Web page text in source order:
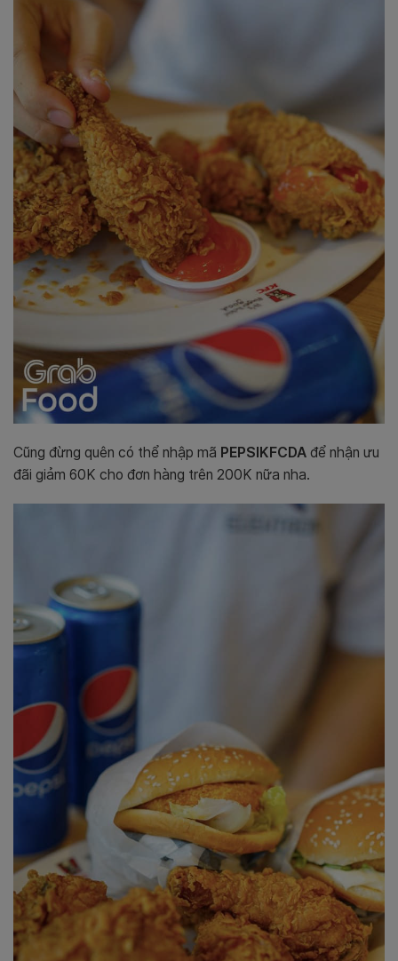
Cũng đừng quên có thể nhập mã PEPSIKFCDA để nhận ưu
đãi giảm 60K cho đơn hàng trên 200K nữa nha.